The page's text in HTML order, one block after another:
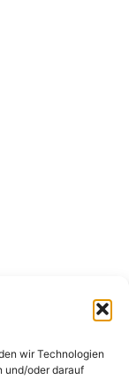
wir Technologien
und/oder darauf